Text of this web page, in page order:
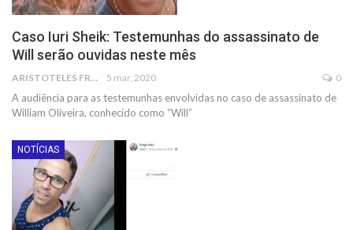
Caso Iuri Sheik: Testemunhas do assassinato de
Will serão ouvidas neste mês
ARISTOTELES FRANCO 5 mar, 2020 0
A audiência para as testemunhas envolvidas no caso de assassinato de
William Oliveira, conhecido como “Will”
NOTÍCIAS